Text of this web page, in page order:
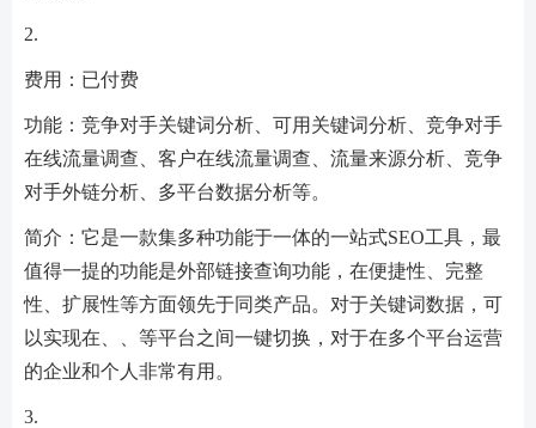
2.
费用：已付费
功能：竞争对手关键词分析、可用关键词分析、竞争对手
在线流量调查、客户在线流量调查、流量来源分析、竞争
对手外链分析、多平台数据分析等。
简介：它是一款集多种功能于一体的一站式SEO工具，最
值得一提的功能是外部链接查询功能，在便捷性、完整
性、扩展性等方面领先于同类产品。对于关键词数据，可
以实现在、、等平台之间一键切换，对于在多个平台运营
的企业和个人非常有用。
3.